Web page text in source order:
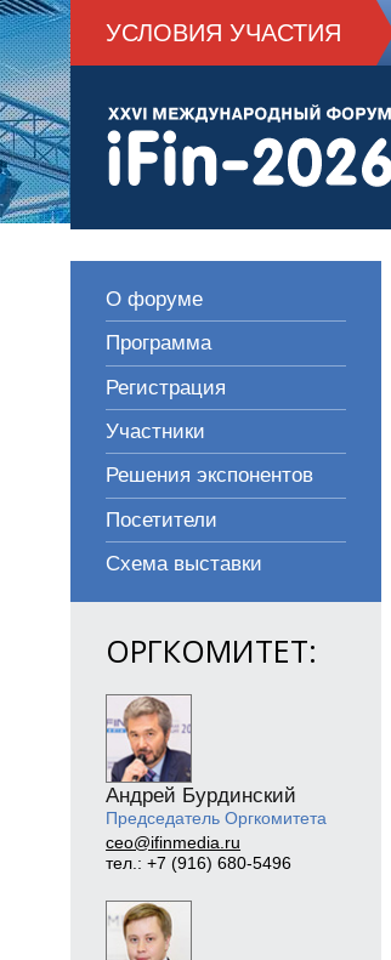
УСЛОВИЯ УЧАСТИЯ
О форуме
Программа
Регистрация
Участники
Решения экспонентов
Посетители
Схема выставки
ОРГКОМИТЕТ:
Андрей Бурдинский
Председатель Оргкомитета
ceo@ifinmedia.ru
тел.: +7 (916) 680-5496